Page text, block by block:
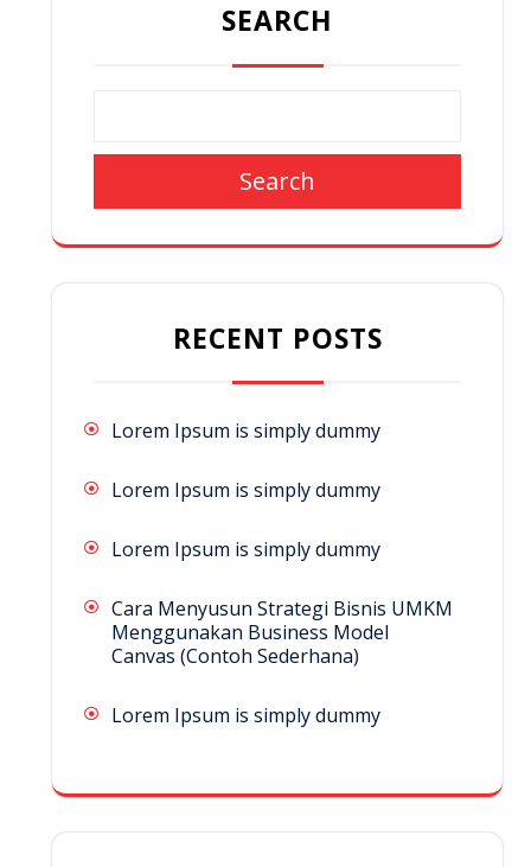
SEARCH
Search
RECENT POSTS
Lorem Ipsum is simply dummy
Lorem Ipsum is simply dummy
Lorem Ipsum is simply dummy
Cara Menyusun Strategi Bisnis UMKM
Menggunakan Business Model
Canvas (Contoh Sederhana)
Lorem Ipsum is simply dummy